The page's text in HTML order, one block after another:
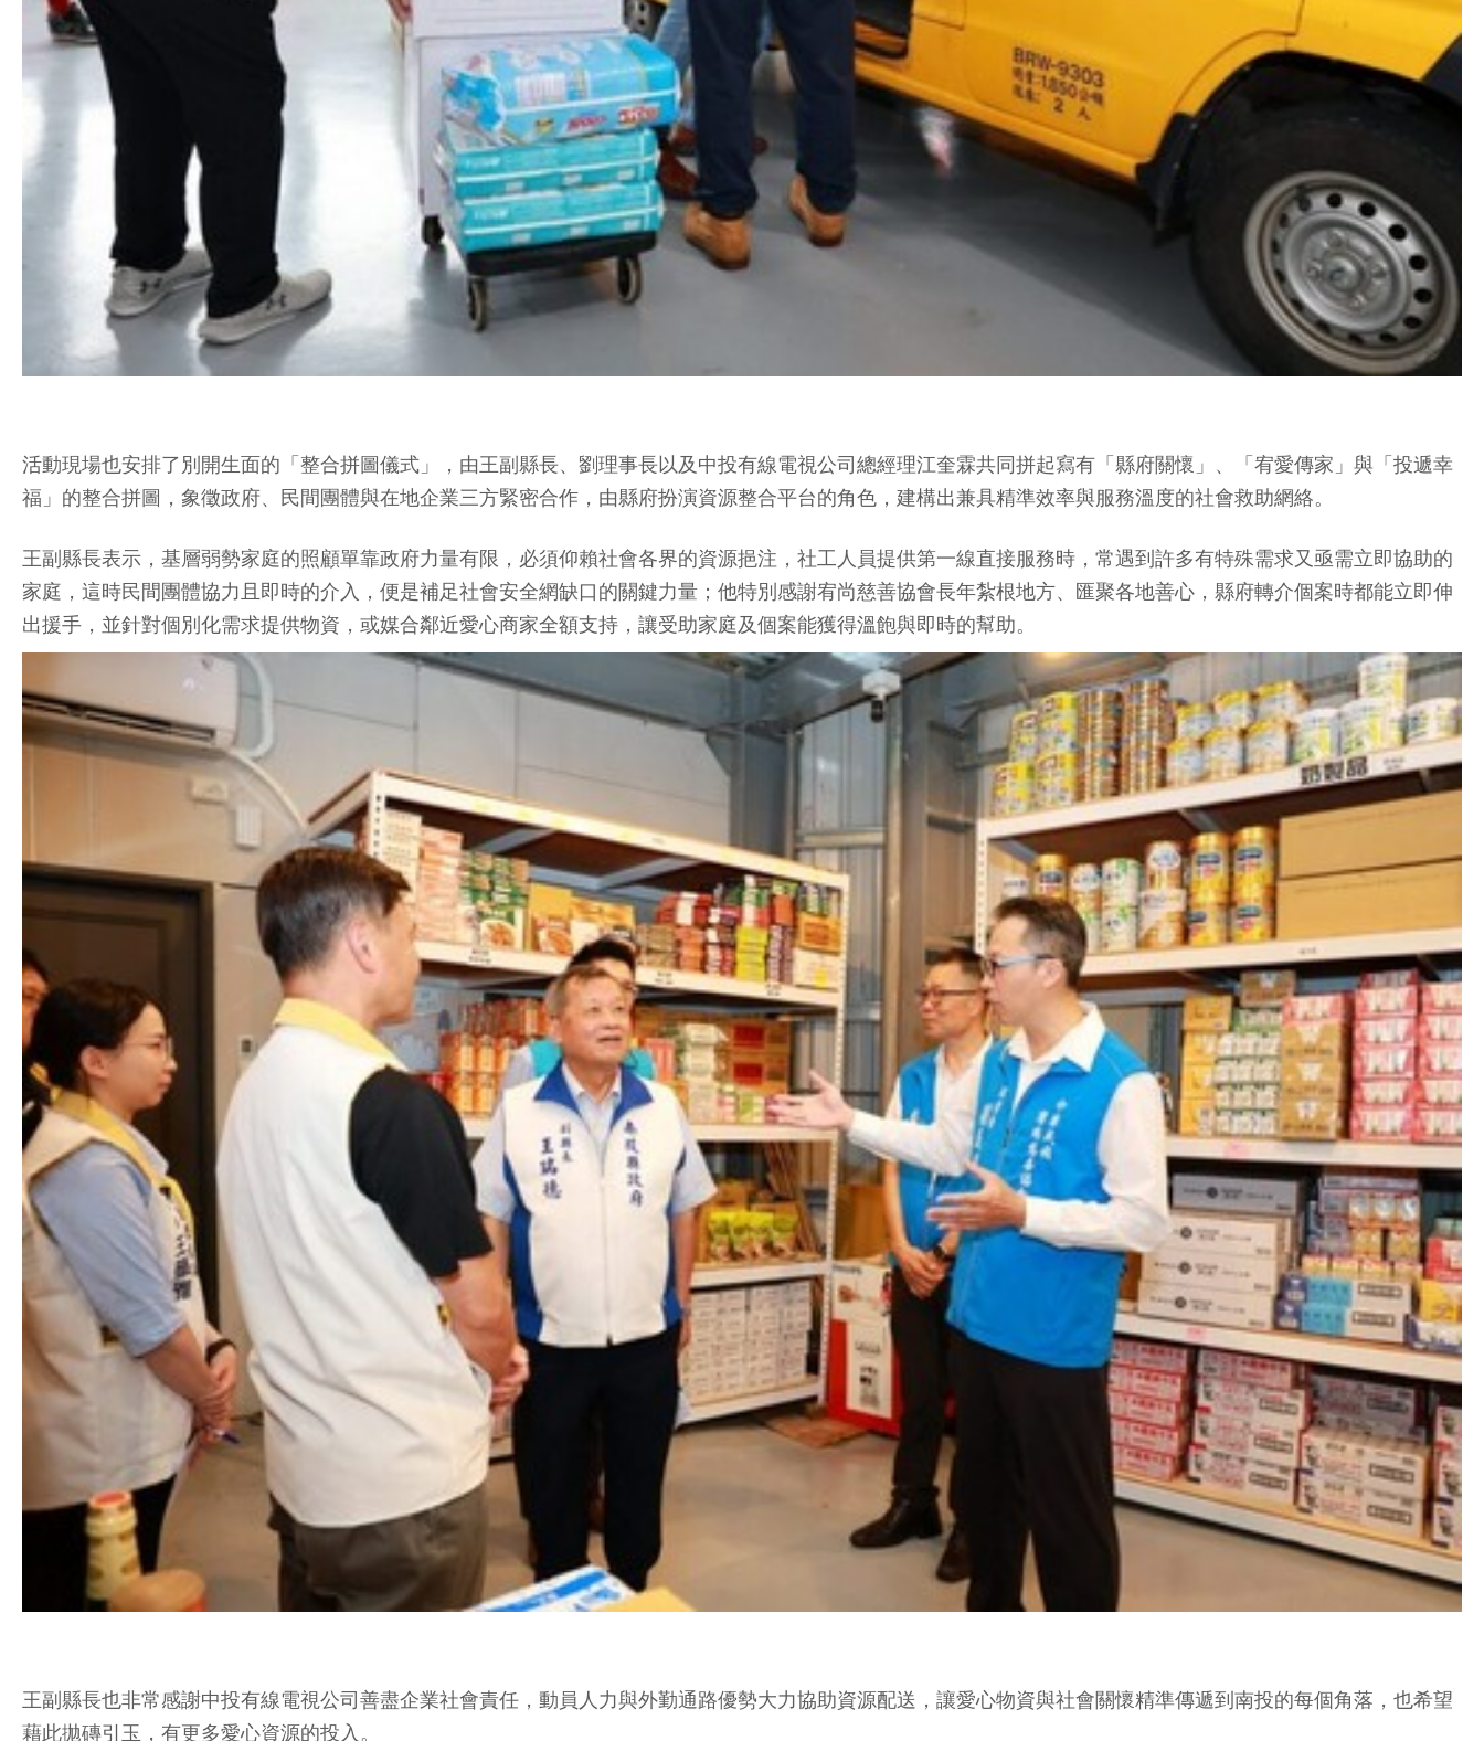
活動現場也安排了別開生面的「整合拼圖儀式」，由王副縣長、劉理事長以及中投有線電視公司總經理江奎霖共同拼起寫有「縣府關懷」、「宥愛傳家」與「投遞幸
福」的整合拼圖，象徵政府、民間團體與在地企業三方緊密合作，由縣府扮演資源整合平台的角色，建構出兼具精準效率與服務溫度的社會救助網絡。
王副縣長表示，基層弱勢家庭的照顧單靠政府力量有限，必須仰賴社會各界的資源挹注，社工人員提供第一線直接服務時，常遇到許多有特殊需求又亟需立即協助的
家庭，這時民間團體協力且即時的介入，便是補足社會安全網缺口的關鍵力量；他特別感謝宥尚慈善協會長年紮根地方、匯聚各地善心，縣府轉介個案時都能立即伸
出援手，並針對個別化需求提供物資，或媒合鄰近愛心商家全額支持，讓受助家庭及個案能獲得溫飽與即時的幫助。
王副縣長也非常感謝中投有線電視公司善盡企業社會責任，動員人力與外勤通路優勢大力協助資源配送，讓愛心物資與社會關懷精準傳遞到南投的每個角落，也希望
藉此拋磚引玉，有更多愛心資源的投入。